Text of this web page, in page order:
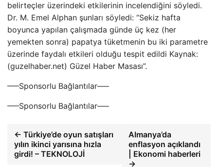
belirteçler üzerindeki etkilerinin incelendiğini söyledi.
Dr. M. Emel Alphan şunları söyledi: “Sekiz hafta
boyunca yapılan çalışmada günde üç kez (her
yemekten sonra) papatya tüketmenin bu iki parametre
üzerinde faydalı etkileri olduğu tespit edildi Kaynak:
(guzelhaber.net) Güzel Haber Masası”.
—–Sponsorlu Bağlantılar—–
—–Sponsorlu Bağlantılar—–
← Türkiye’de oyun satışları
yılın ikinci yarısına hızla
girdi! – TEKNOLOJİ
Almanya’da
enflasyon açıklandı
| Ekonomi haberleri
→